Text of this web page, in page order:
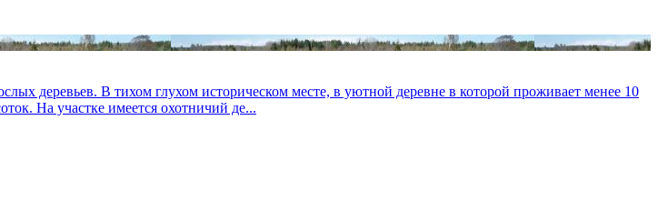
деревьев. В тихом глухом историческом месте, в уютной деревне в которой проживает менее 10
На участке имеется охотничий де...